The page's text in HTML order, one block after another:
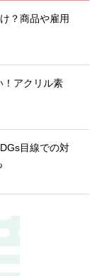
？商品や雇用
！アクリル素
目線での対